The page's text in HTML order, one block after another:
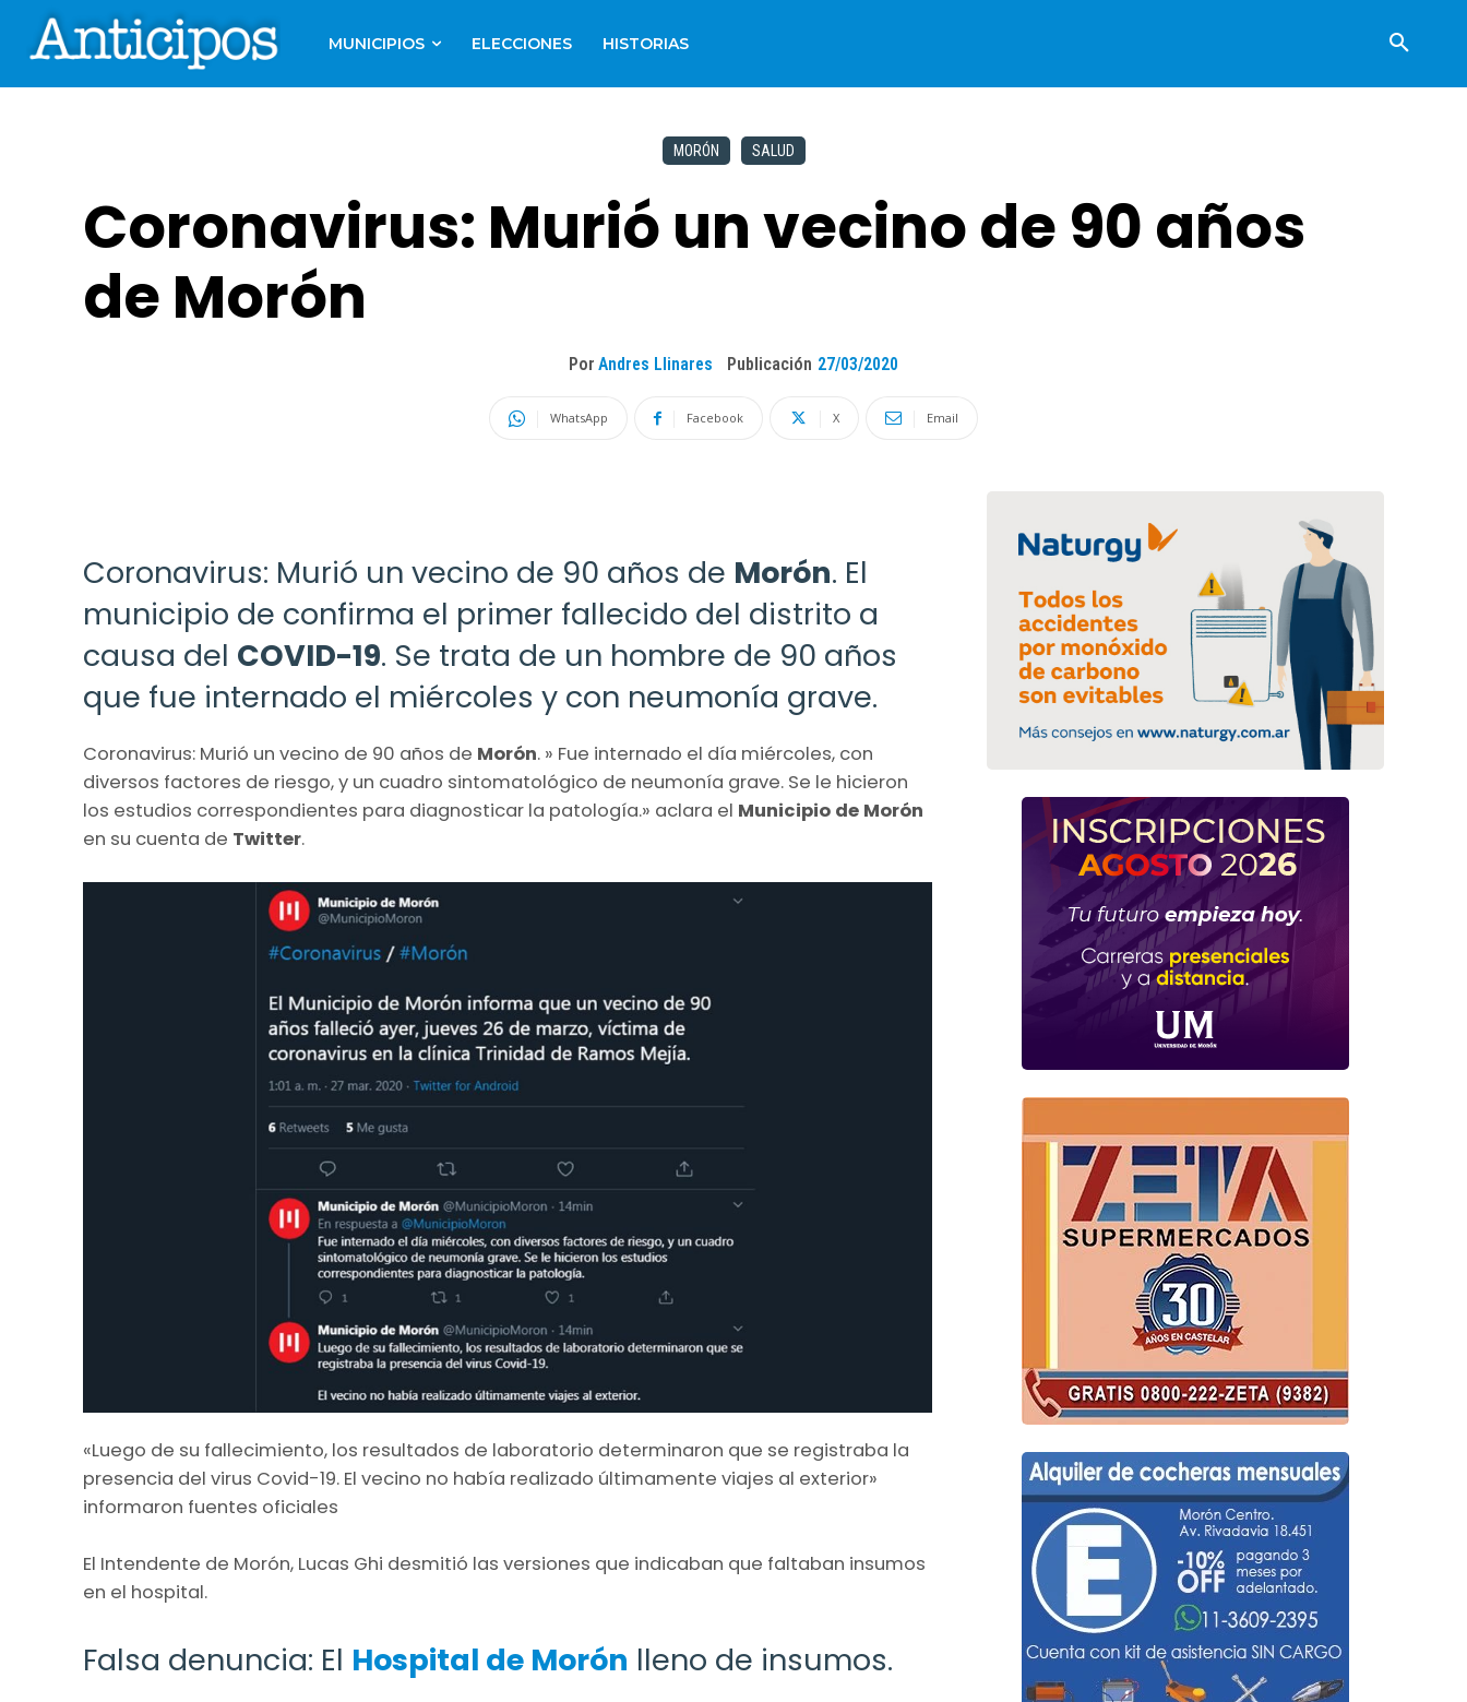
MUNICIPIOS ELECCIONES HISTORIAS
MORÓN SALUD
Coronavirus: Murió un vecino de 90 años
de Morón
Por Andres Llinares Publicación 27/03/2020
WhatsApp Facebook X Email
Coronavirus: Murió un vecino de 90 años de Morón. El
municipio de confirma el primer fallecido del distrito a
causa del COVID-19. Se trata de un hombre de 90 años
que fue internado el miércoles y con neumonía grave.
Coronavirus: Murió un vecino de 90 años de Morón. » Fue internado el día miércoles, con
diversos factores de riesgo, y un cuadro sintomatológico de neumonía grave. Se le hicieron
los estudios correspondientes para diagnosticar la patología.» aclara el Municipio de Morón
en su cuenta de Twitter.
«Luego de su fallecimiento, los resultados de laboratorio determinaron que se registraba la
presencia del virus Covid-19. El vecino no había realizado últimamente viajes al exterior»
informaron fuentes oficiales
El Intendente de Morón, Lucas Ghi desmitió las versiones que indicaban que faltaban insumos
en el hospital.
Falsa denuncia: El Hospital de Morón lleno de insumos.